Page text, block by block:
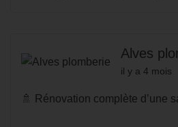
Alves
il y a 4 mois
🚿 Rénovation complète d’une